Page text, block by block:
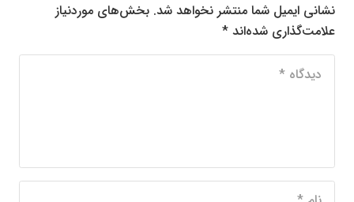
نشانی ایمیل شما منتشر نخواهد شد. بخش‌های موردنیاز
علامت‌گذاری شده‌اند *